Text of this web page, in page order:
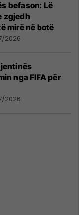
befason: Lë
zgjedh
mirë në botë
2026
nga FIFA për
2026